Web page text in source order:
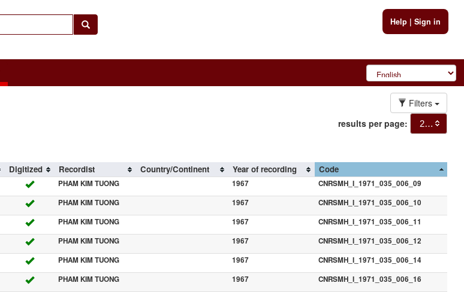
Help| Sign in
Filters
results per page:
20
Digitized Recordist Country/Continent Year of recording Code
PHAM KIM TUONG 1967
CNRSMH_I_1971_035_006_09
PHAM KIM TUONG 1967
CNRSMH_I_1971_035_006_10
PHAM KIM TUONG 1967
CNRSMH_I_1971_035_006_11
PHAM KIM TUONG 1967
CNRSMH_I_1971_035_006_12
PHAM KIM TUONG 1967
CNRSMH_I_1971_035_006_14
PHAM KIM TUONG 1967
CNRSMH_I_1971_035_006_16